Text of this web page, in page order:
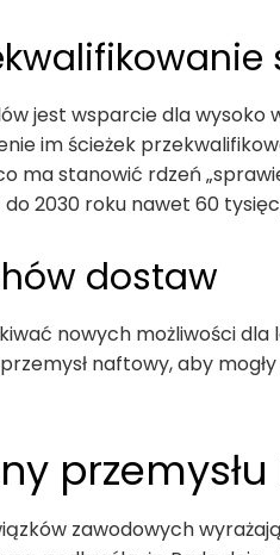
jest wsparcie dla
im ścieżek
ma stanowić rdzeń
2030 roku nawet 60
dostaw
nowych możliwości
naftowy, aby
zawodowych